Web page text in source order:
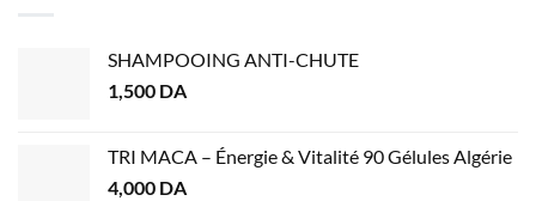
SHAMPOOING ANTI-CHUTE
1,500 DA
TRI MACA – Énergie & Vitalité 90 Gélules Algérie
4,000 DA